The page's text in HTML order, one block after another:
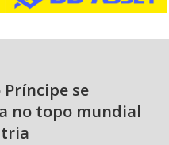
Príncipe se
no topo mundial